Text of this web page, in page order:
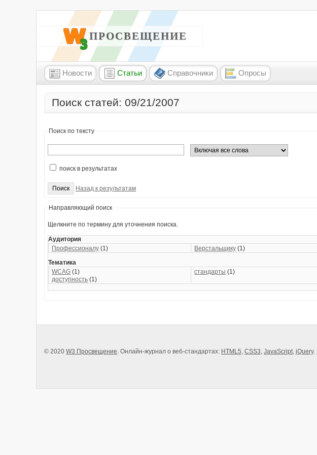
W3 ПРОСВЕЩЕНИЕ
Новости Статьи Справочники Опросы
Поиск статей: 09/21/2007
Поиск по тексту
поиск в результатах
Назад к результатам
Направляющий поиск
Щелкните по термину для уточнения поиска.
Аудитория
Профессионалу (1) Верстальщику (1)
Тематика
WCAG (1)
доступность (1)
стандарты (1)
© 2020 W3 Просвещение. Онлайн-журнал о веб-стандартах: HTML5, CSS3, JavaScript, jQuery.